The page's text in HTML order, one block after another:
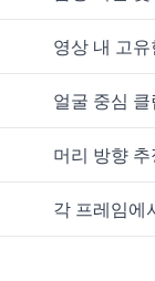
영상 내 고
얼굴 중심
머리 방향
각 프레임에